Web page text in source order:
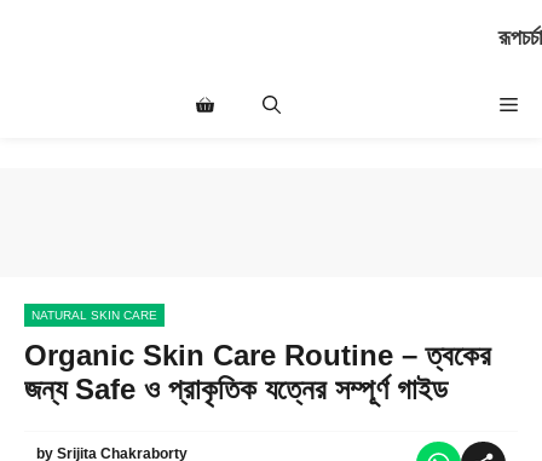
রূপচর্চা
NATURAL SKIN CARE
Organic Skin Care Routine – ত্বকের
জন্য Safe ও প্রাকৃতিক যত্নের সম্পূর্ণ গাইড
by Srijita Chakraborty